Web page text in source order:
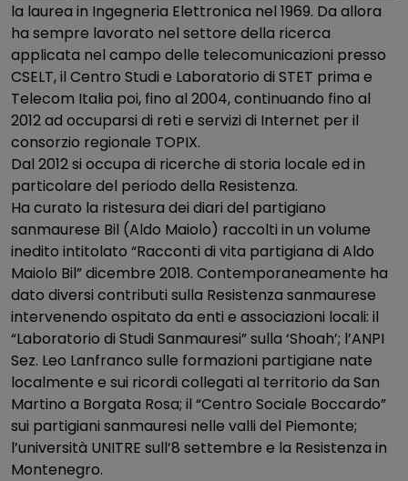
la laurea in Ingegneria Elettronica nel 1969. Da allora
ha sempre lavorato nel settore della ricerca
applicata nel campo delle telecomunicazioni presso
CSELT, il Centro Studi e Laboratorio di STET prima e
Telecom Italia poi, fino al 2004, continuando fino al
2012 ad occuparsi di reti e servizi di Internet per il
consorzio regionale TOPIX.
Dal 2012 si occupa di ricerche di storia locale ed in
particolare del periodo della Resistenza.
Ha curato la ristesura dei diari del partigiano
sanmaurese Bil (Aldo Maiolo) raccolti in un volume
inedito intitolato “Racconti di vita partigiana di Aldo
Maiolo Bil” dicembre 2018. Contemporaneamente ha
dato diversi contributi sulla Resistenza sanmaurese
intervenendo ospitato da enti e associazioni locali: il
“Laboratorio di Studi Sanmauresi” sulla ‘Shoah’; l’ANPI
Sez. Leo Lanfranco sulle formazioni partigiane nate
localmente e sui ricordi collegati al territorio da San
Martino a Borgata Rosa; il “Centro Sociale Boccardo”
sui partigiani sanmauresi nelle valli del Piemonte;
l’università UNITRE sull’8 settembre e la Resistenza in
Montenegro.